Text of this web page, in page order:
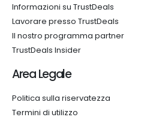
Informazioni su TrustDeals
Lavorare presso TrustDeals
Il nostro programma partner
TrustDeals Insider
Area Legale
Politica sulla riservatezza
Termini di utilizzo